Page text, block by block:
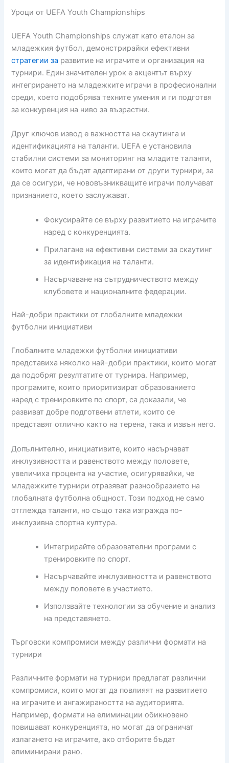
Уроци от UEFA Youth Championships
UEFA Youth Championships служат като еталон за
младежкия футбол, демонстрирайки ефективни
стратегии за развитие на играчите и организация на
турнири. Един значителен урок е акцентът върху
интегрирането на младежките играчи в професионални
среди, което подобрява техните умения и ги подготвя
за конкуренция на ниво за възрастни.
Друг ключов извод е важността на скаутинга и
идентификацията на таланти. UEFA е установила
стабилни системи за мониторинг на младите таланти,
които могат да бъдат адаптирани от други турнири, за
да се осигури, че нововъзникващите играчи получават
признанието, което заслужават.
Фокусирайте се върху развитието на играчите
наред с конкуренцията.
Прилагане на ефективни системи за скаутинг
за идентификация на таланти.
Насърчаване на сътрудничеството между
клубовете и националните федерации.
Най-добри практики от глобалните младежки
футболни инициативи
Глобалните младежки футболни инициативи
представиха няколко най-добри практики, които могат
да подобрят резултатите от турнира. Например,
програмите, които приоритизират образованието
наред с тренировките по спорт, са доказали, че
развиват добре подготвени атлети, които се
представят отлично както на терена, така и извън него.
Допълнително, инициативите, които насърчават
инклузивността и равенството между половете,
увеличиха процента на участие, осигурявайки, че
младежките турнири отразяват разнообразието на
глобалната футболна общност. Този подход не само
отглежда таланти, но също така изгражда по-
инклузивна спортна култура.
Интегрирайте образователни програми с
тренировките по спорт.
Насърчавайте инклузивността и равенството
между половете в участието.
Използвайте технологии за обучение и анализ
на представянето.
Търговски компромиси между различни формати на
турнири
Различните формати на турнири предлагат различни
компромиси, които могат да повлияят на развитието
на играчите и ангажираността на аудиторията.
Например, формати на елиминации обикновено
повишават конкуренцията, но могат да ограничат
излагането на играчите, ако отборите бъдат
елиминирани рано.